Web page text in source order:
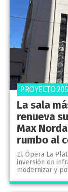
La sala
renueva
Max
rumbo al
El Ópera La
inversión en
modernizar y
PROYECTO